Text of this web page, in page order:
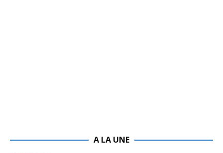
A LA UNE